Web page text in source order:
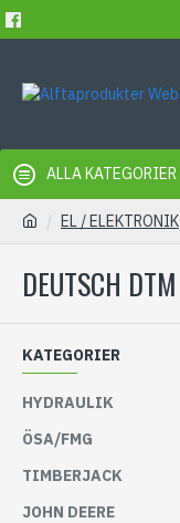
ALLA KATEGORIER
EL / ELEKTRONIK
DEUTSCH DTM
KATEGORIER
HYDRAULIK
ÖSA/FMG
TIMBERJACK
JOHN DEERE